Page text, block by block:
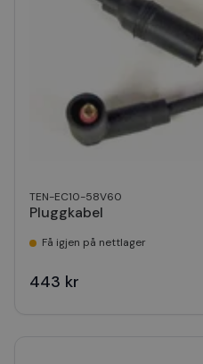
TEN-EC10-58V60
Pluggkabel
Få igjen på nettlager
443 kr